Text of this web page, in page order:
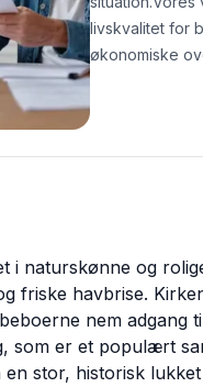
livskvalitet for
økonomiske
i naturskønne og
friske havbrise.
nem adgang
som er et populært
en stor, historisk